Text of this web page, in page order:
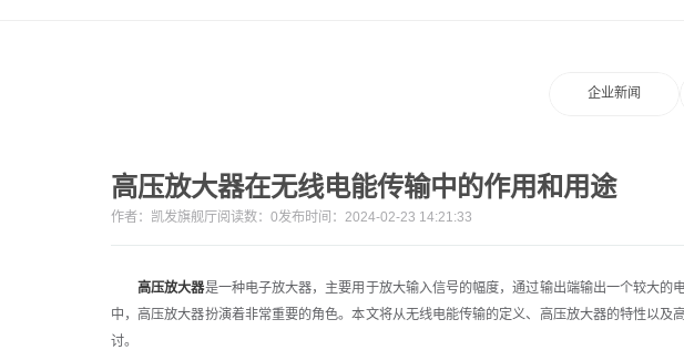
企业新闻
高压放大器在无线电能传输中的作用和用途
作者： 凯发旗舰厅阅读数： 0发布时间：2024-02-23 14:21:33
高压放大器是一种电子放大器，主要用于放大输入信号的幅度，通过输出端输出一个较大的
中，高压放大器扮演着非常重要的角色。本文将从无线电能传输的定义、高压放大器的特性以及
讨。